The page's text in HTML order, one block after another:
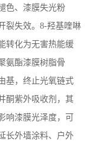
色、漆膜失光粉
裂失效。 8-羟基喹啉
转化为无害热能缓
氨酯漆膜树脂骨
基，终止光氧链式
酮紫外吸收剂，其
响漆膜光泽度，可
长外墙涂料、户外